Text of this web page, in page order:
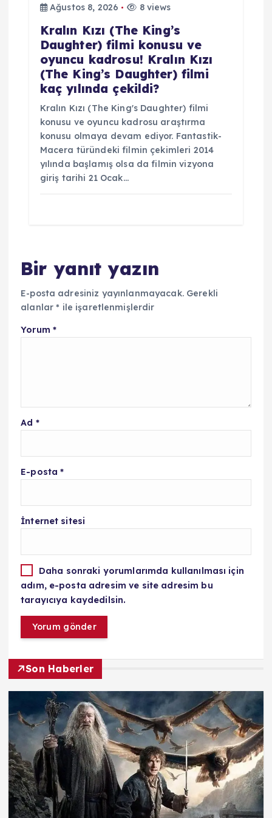
Ağustos 8, 2026
8 views
Kralın Kızı (The King’s
Daughter) filmi konusu ve
oyuncu kadrosu! Kralın Kızı
(The King’s Daughter) filmi
kaç yılında çekildi?
Kralın Kızı (The King's Daughter) filmi
konusu ve oyuncu kadrosu araştırma
konusu olmaya devam ediyor. Fantastik-
Macera türündeki filmin çekimleri 2014
yılında başlamış olsa da filmin vizyona
giriş tarihi 21 Ocak…
Bir yanıt yazın
E-posta adresiniz yayınlanmayacak. Gerekli
alanlar* ile işaretlenmişlerdir
Yorum *
Ad *
E-posta*
İnternet sitesi
Daha sonraki yorumlarımda kullanılması için
adım, e-posta adresim ve site adresim bu
tarayıcıya kaydedilsin.
Son Haberler